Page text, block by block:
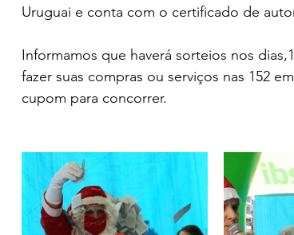
Uruguai e conta com o certificado de
Informamos que haverá sorteios nos
fazer suas compras ou serviços nas 152
cupom para concorrer.